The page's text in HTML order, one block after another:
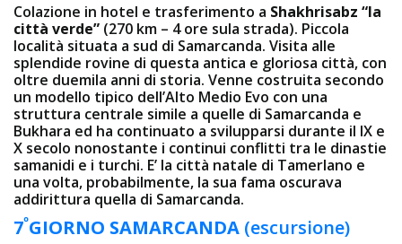
Colazione in hotel e trasferimento a Shakhrisabz “la
città verde” (270 km – 4 ore sula strada). Piccola
località situata a sud di Samarcanda. Visita alle
splendide rovine di questa antica e gloriosa città, con
oltre duemila anni di storia. Venne costruita secondo
un modello tipico dell’Alto Medio Evo con una
struttura centrale simile a quelle di Samarcanda e
Bukhara ed ha continuato a svilupparsi durante il IX e
X secolo nonostante i continui conflitti tra le dinastie
samanidi e i turchi. E’ la città natale di Tamerlano e
una volta, probabilmente, la sua fama oscurava
addirittura quella di Samarcanda.
7ºGIORNO SAMARCANDA (escursione)